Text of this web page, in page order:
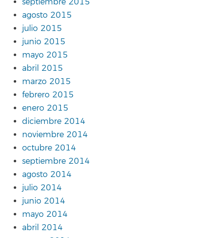
septiembre 2015
agosto 2015
julio 2015
junio 2015
mayo 2015
abril 2015
marzo 2015
febrero 2015
enero 2015
diciembre 2014
noviembre 2014
octubre 2014
septiembre 2014
agosto 2014
julio 2014
junio 2014
mayo 2014
abril 2014